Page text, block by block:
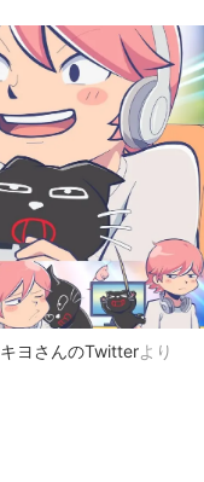
キヨさんのTwitterより